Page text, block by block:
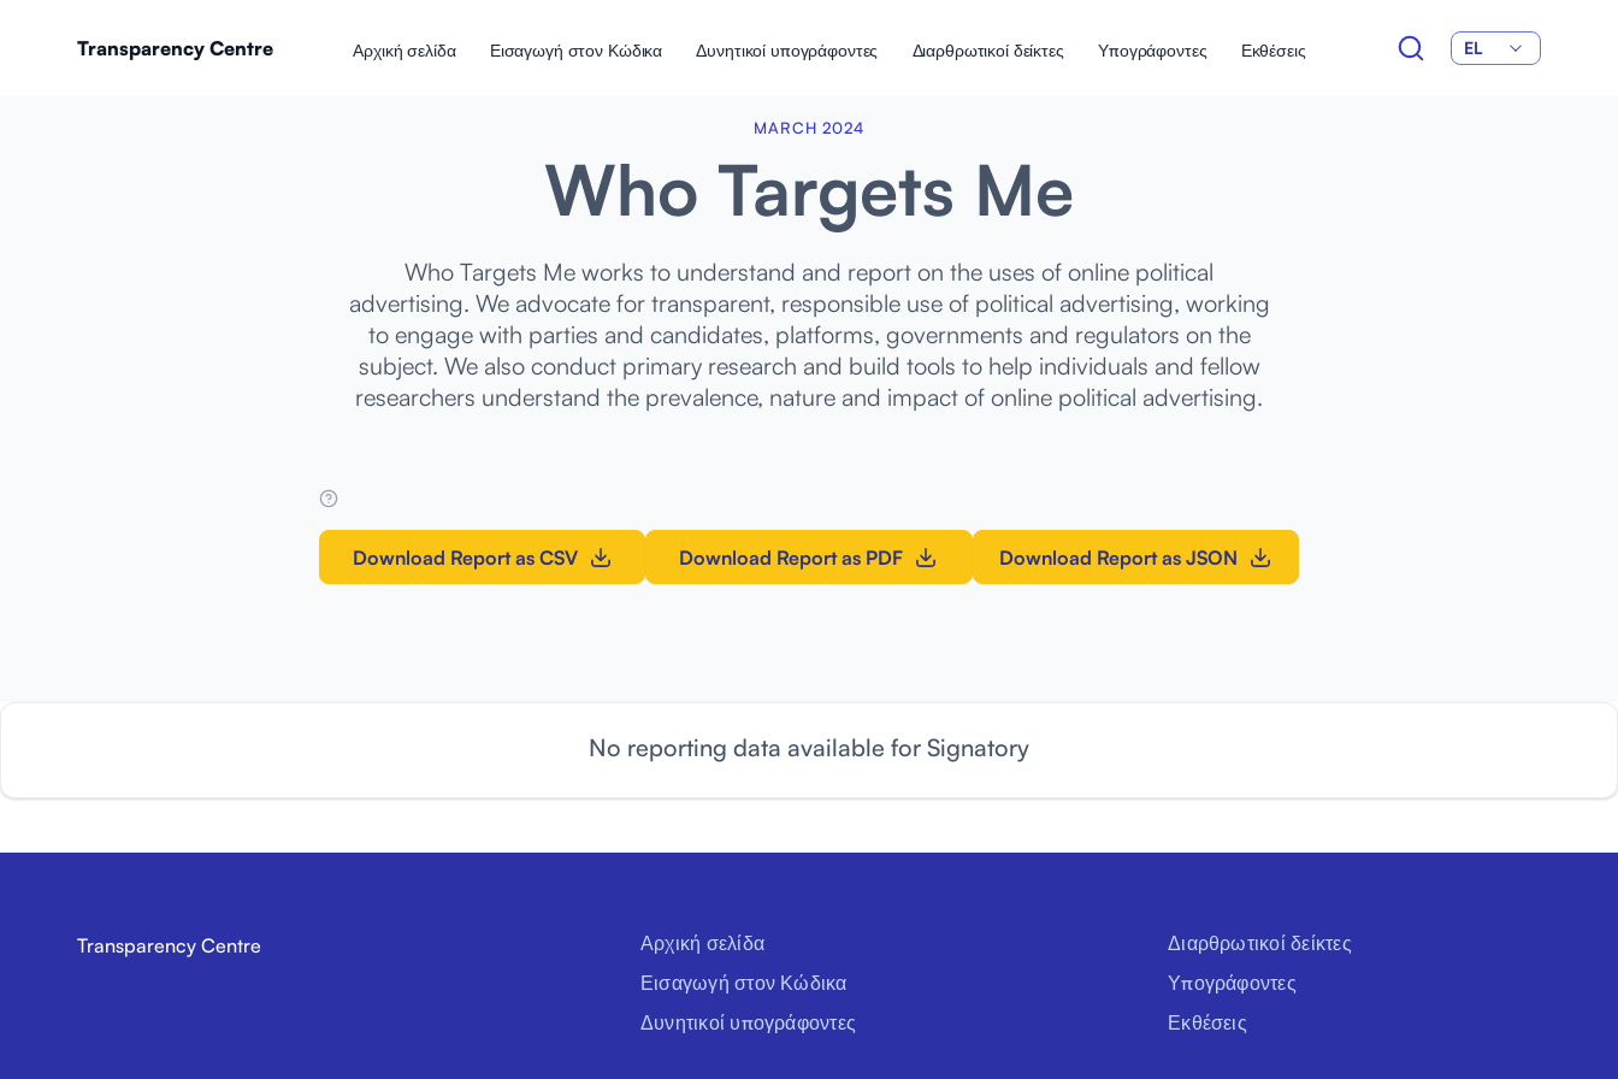
Transparency Centre Αρχική σελίδα Εισαγωγή στον Κώδικα Δυνητικοί υπογράφοντες Διαρθρωτικοί δείκτες Υπογράφοντες Εκθέσεις EL
MARCH 2024
Who Targets Me
Who Targets Me works to understand and report on the uses of online political
advertising. We advocate for transparent, responsible use of political advertising, working
to engage with parties and candidates, platforms, governments and regulators on the
subject. We also conduct primary research and build tools to help individuals and fellow
researchers understand the prevalence, nature and impact of online political advertising.
Download Report as CSV Download Report as PDF Download Report as JSON
No reporting data available for Signatory
Transparency Centre
Αρχική σελίδα
Εισαγωγή στον Κώδικα
Δυνητικοί υπογράφοντες
Διαρθρωτικοί δείκτες
Υπογράφοντες
Εκθέσεις